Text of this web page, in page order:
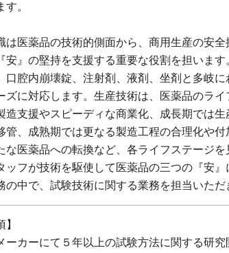
す。
は医薬品の技術的側面から、商用生産の安
安』の堅持を支援する重要な役割を担いま
口腔内崩壊錠、注射剤、液剤、坐剤と多岐
ズに対応します。生産技術は、医薬品のラ
造支援やスピーディな商業化、成長期では
管、成熟期では更なる製造工程の合理化や
な医薬品への転換など、各ライフステージを
ッフが技術を駆使して医薬品の三つの『安
の中で、試験技術に関する業務を担当いただ
】
ーカーにて５年以上の試験方法に関する研